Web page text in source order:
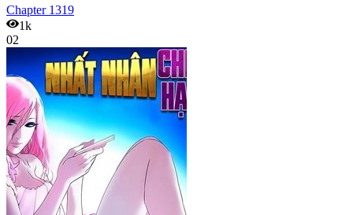
Chapter 1319
1k
02